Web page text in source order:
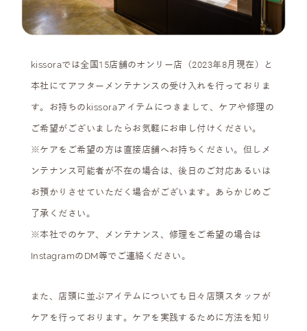
kissoraでは全国15店舗のオンリー店（2023年8月現在）と
本社にてアフターメンテナンスの受け入れを行っておりま
す。お持ちのkissoraアイテムにつきまして、ケアや修理の
ご希望がございましたらお気軽にお申し付けください。
※ケアをご希望の方は直接店舗へお持ちください。但しメ
ンテナンス可能者が不在の場合は、後日のご対応あるいは
お預かりさせていただく場合がございます。あらかじめご
了承ください。
※本社でのケア、メンテナンス、修理をご希望の場合は
InstagramのDM等でご連絡ください。
また、店頭に並ぶアイテムについても日々店頭スタッフが
ケアを行っております。ケアを実践するために方法を知り